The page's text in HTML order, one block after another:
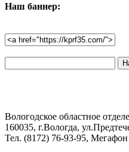
Наш баннер:
по
Вологодское областное
160035, г.Вологда,
Тел. (8172) 76-93-95,